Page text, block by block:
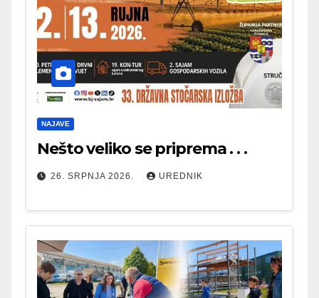
NAJAVE
Nešto veliko se priprema . . .
26. SRPNJA 2026. UREDNIK